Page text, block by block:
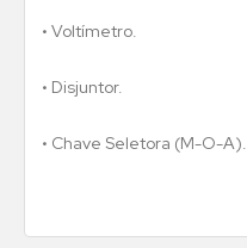
• Voltímetro.
• Disjuntor.
• Chave Seletora (M-O-A).